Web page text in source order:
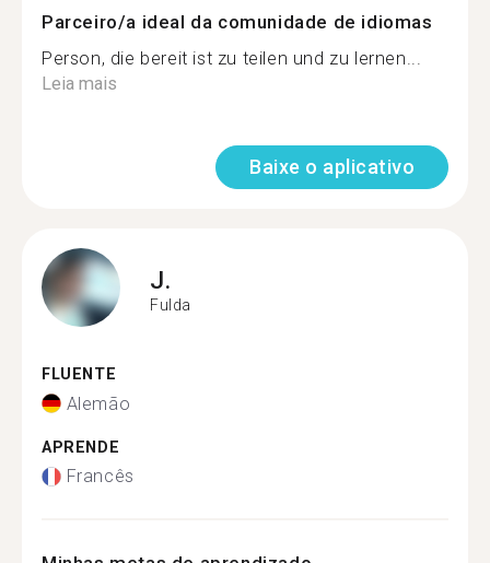
Parceiro/a ideal da comunidade de idiomas
Person, die bereit ist zu teilen und zu lernen...
Leia mais
Baixe o aplicativo
J.
Fulda
FLUENTE
Alemão
APRENDE
Francês